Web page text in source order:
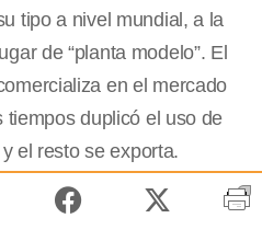
tipo a nivel mundial, a la
de “planta modelo”. El
en el mercado
tiempos duplicó el uso de
el resto se exporta.